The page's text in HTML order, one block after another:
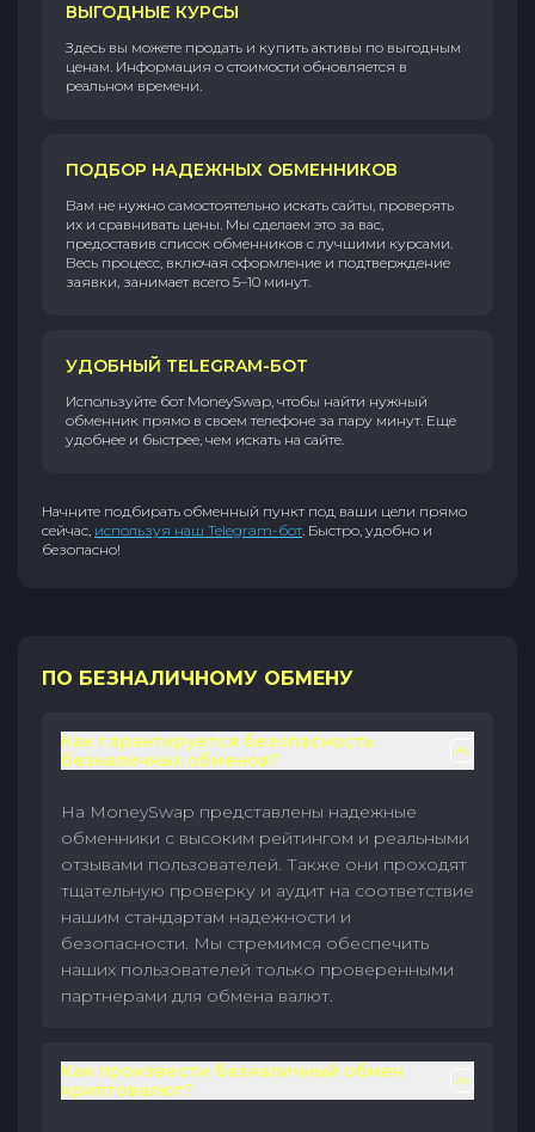
ВЫГОДНЫЕ КУРСЫ
Здесь вы можете продать и купить активы по выгодным
ценам. Информация о стоимости обновляется в
реальном времени.
ПОДБОР НАДЕЖНЫХ ОБМЕННИКОВ
Вам не нужно самостоятельно искать сайты, проверять
их и сравнивать цены. Мы сделаем это за вас,
предоставив список обменников с лучшими курсами.
Весь процесс, включая оформление и подтверждение
заявки, занимает всего 5–10 минут.
УДОБНЫЙ TELEGRAM-БОТ
Используйте бот MoneySwap, чтобы найти нужный
обменник прямо в своем телефоне за пару минут. Еще
удобнее и быстрее, чем искать на сайте.
Начните подбирать обменный пункт под ваши цели прямо
сейчас, используя наш Telegram-бот. Быстро, удобно и
безопасно!
ПО БЕЗНАЛИЧНОМУ ОБМЕНУ
Как гарантируется безопасность
безналичных обменов?
На MoneySwap представлены надежные
обменники с высоким рейтингом и реальными
отзывами пользователей. Также они проходят
тщательную проверку и аудит на соответствие
нашим стандартам надежности и
безопасности. Мы стремимся обеспечить
наших пользователей только проверенными
партнерами для обмена валют.
Как произвести безналичный обмен
криптовалют?